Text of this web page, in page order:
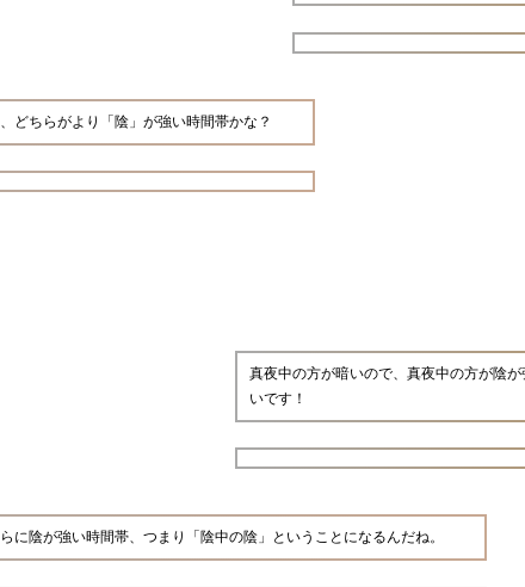
どちらがより「陰」が強い時間帯かな？
真夜中の方が暗いので、真夜中の方が陰が
いです！
陰が強い時間帯、つまり「陰中の陰」ということになるんだね。